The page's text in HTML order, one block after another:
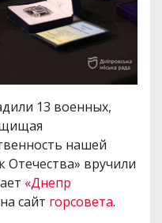
13 военных,
нашей
вручили
«Днепр
сайт горсовета.